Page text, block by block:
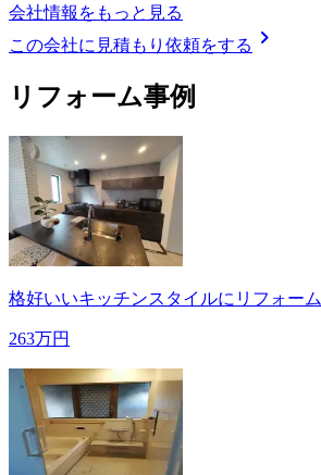
会社情報をもっと見る
この会社に見積もり依頼をする chevron_right
リフォーム事例
格好いいキッチンスタイルにリフォーム
263万円